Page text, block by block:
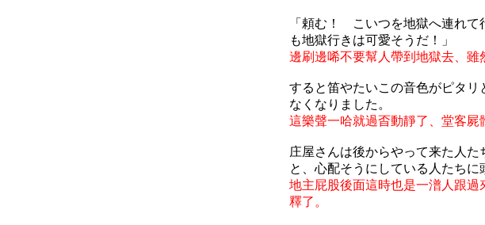
「頼む！ こいつを地獄へ連れ
も地獄行きは可愛そうだ！」
邊刷邊唏不要幫人帶到地獄去、雖
すると笛やたいこの音色がピタ
なくなりました。
這樂聲一哈就過㫘動靜了、堂客屍
庄屋さんは後からやって来た人
と、心配そうにしている人たちに
地主屁股後面這時也是一潽人跟
釋了。